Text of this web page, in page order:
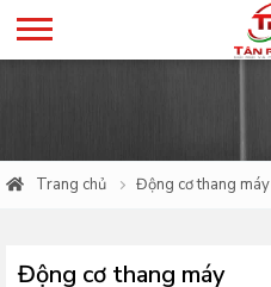
Trang chủ Động cơ thang máy
Động cơ thang máy